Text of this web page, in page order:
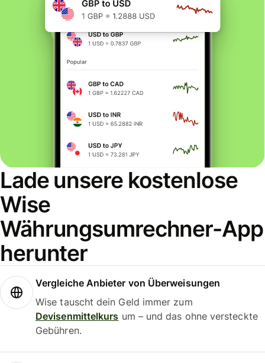
Lade unsere kostenlose
Wise
Währungsumrechner-App
herunter
Vergleiche Anbieter von Überweisungen
Wise tauscht dein Geld immer zum
Devisenmittelkurs um – und das ohne versteckte
Gebühren.